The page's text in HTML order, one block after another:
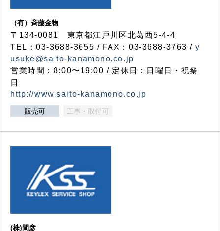
（有）斉藤金物
〒134-0081 東京都江戸川区北葛西5-4-4
TEL：03-3688-3655 / FAX：03-3688-3763 / y
usuke@saito-kanamono.co.jp
営業時間：8:00〜19:00 / 定休日：日曜日・祝祭
日
http://www.saito-kanamono.co.jp
販売可 工事・取付可
(株)間彦